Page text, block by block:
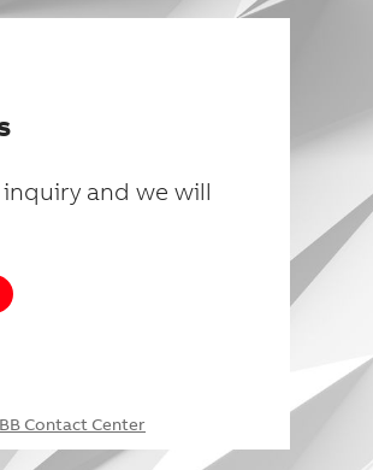
and we will
Contact Center